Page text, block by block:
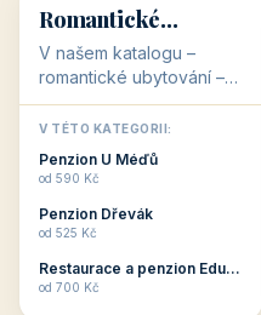
💕
Romantické
ubytování
V našem katalogu –
romantické ubytování –
jsou pro Vás připraveny
objekty, které svojí
stavbou, polohou anebo
zaměřením nabízí
Romantické ...
V TÉTO KATEGORII:
Penzion U Méďů
od 590 Kč
Penzion Dřevák
od 525 Kč
Restaurace a penzion Eduard
od 700 Kč
👥